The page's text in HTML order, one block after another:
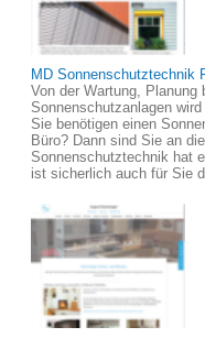
MD Sonnenschutztechnik
Von der Wartung,
Sonnenschutzanlagen
Sie benötigen einen
Büro? Dann sind Sie an
Sonnenschutztechnik hat
ist sicherlich auch für Sie